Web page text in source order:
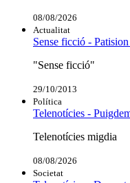
08/08/2026
Actualitat
Sense ficció -
"Sense ficció"
29/10/2013
Política
Telenotícies -
Telenotícies migdia
08/08/2026
Societat